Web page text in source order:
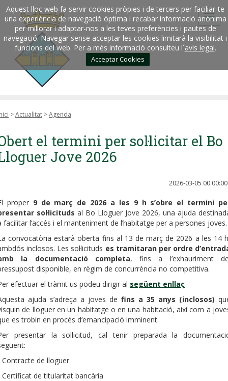
Aquest lloc web fa servir cookies pròpies i de tercers per faciliar-te
una experiència de navegació òptima i recabar informació anònima
per millorar i adaptar-nos a les teves preferències i pautes de
navegació. Navegar sense acceptar les cookies limitarà la visibilitat i
funcions del web. Per a més informació consulteu l´avis legal.
Acceptar Cookies
>Actualitat >Agenda
el termini per sol·licitar el Bo
Jove 2026
2026-03-05 00:00:00
proper 9 de març de 2026 a les 9 h s’obre el termini
sol·licituds al Bo Lloguer Jove 2026, una ajuda
facilitar l’accés i el manteniment de l’habitatge per a persones joves.
convocatòria estarà oberta fins al 13 de març de 2026 a les 14
inclosos. Les sol·licituds es tramitaran per ordre
la documentació completa, fins a l’exhauriment
disponible, en règim de concurrència no competitiva.
efectuar el tràmit us podeu dirigir al següent enllaç
ajuda s’adreça a joves de fins a 35 anys (inclosos)
de lloguer en un habitatge o en una habitació, així com a
es trobin en procés d’emancipació imminent.
presentar la sol·licitud, cal tenir preparada la
Contracte de lloguer
Certificat de titularitat bancària